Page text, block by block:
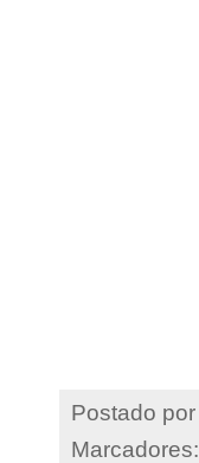
Postado por
Marcadores: